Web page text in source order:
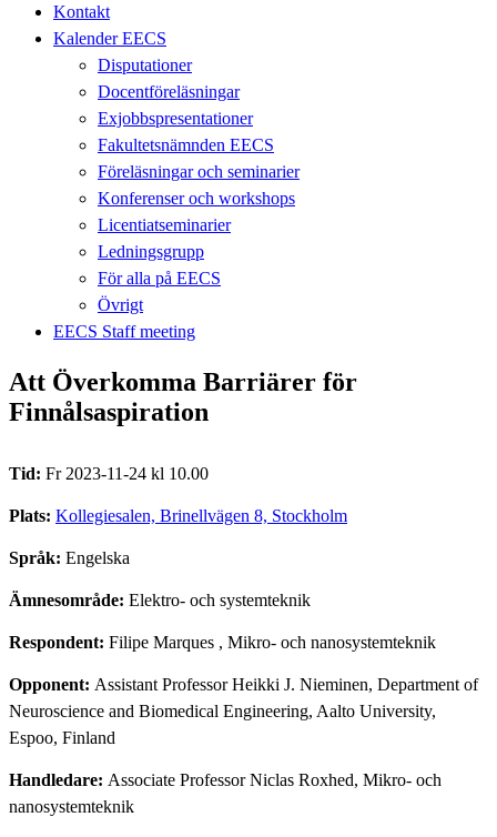
Kontakt
Kalender EECS
Disputationer
Docentföreläsningar
Exjobbspresentationer
Fakultetsnämnden EECS
Föreläsningar och seminarier
Konferenser och workshops
Licentiatseminarier
Ledningsgrupp
För alla på EECS
Övrigt
EECS Staff meeting
Att Överkomma Barriärer för
Finnålsaspiration
Tid: Fr 2023-11-24 kl 10.00
Plats: Kollegiesalen, Brinellvägen 8, Stockholm
Språk: Engelska
Ämnesområde: Elektro- och systemteknik
Respondent: Filipe Marques , Mikro- och nanosystemteknik
Opponent: Assistant Professor Heikki J. Nieminen, Department of
Neuroscience and Biomedical Engineering, Aalto University,
Espoo, Finland
Handledare: Associate Professor Niclas Roxhed, Mikro- och
nanosystemteknik